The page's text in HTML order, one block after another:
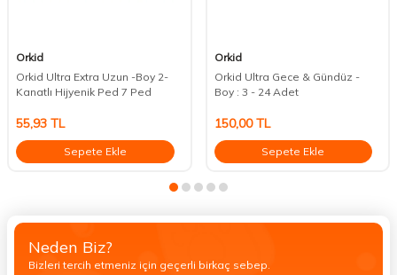
Orkid
Orkid Ultra Extra Uzun -Boy 2-
Kanatlı Hijyenik Ped 7 Ped
55,93 TL
Sepete Ekle
Orkid
Orkid Ultra Gece & Gündüz -
Boy : 3 - 24 Adet
150,00TL
Sepete Ekle
Neden Biz?
Bizleri tercih etmeniz için geçerli birkaç sebep.